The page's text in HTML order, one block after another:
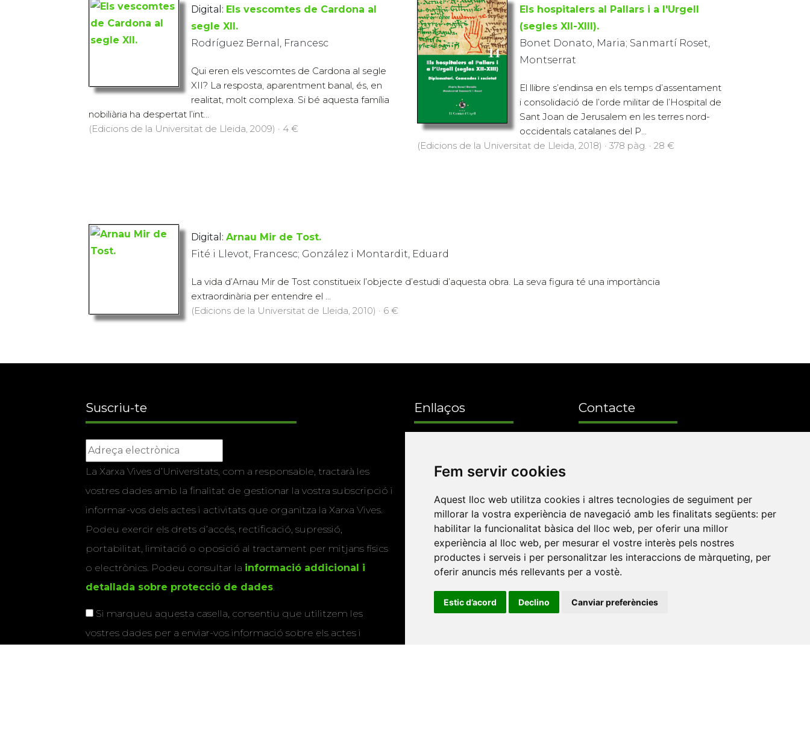
Fem servir cookies
Aquest lloc web utilitza cookies i altres tecnologies de seguiment per
millorar la vostra experiència de navegació amb les finalitats següents: per
habilitar la funcionalitat bàsica del lloc web, per oferir una millor
experiència al lloc web, per mesurar el vostre interès pels nostres
productes i serveis i per personalitzar les interaccions de màrqueting, per
oferir anuncis més rellevants per a vostè.
Estic d’acord Declino Canviar preferències
Digital: Els vescomtes de Cardona al
segle XII.
Rodríguez Bernal, Francesc
Qui eren els vescomtes de Cardona al segle
XII? La resposta, aparentment banal, és, en
realitat, molt complexa. Si bé aquesta família
nobiliària ha despertat l’int...
(Edicions de la Universitat de Lleida, 2009) · 4 €
Els hospitalers al Pallars i a l'Urgell
(segles XII-XIII).
Bonet Donato, Maria; Sanmartí Roset,
Montserrat
El llibre s’endinsa en els temps d’assentament
i consolidació de l’orde militar de l’Hospital de
Sant Joan de Jerusalem en les terres nord-
occidentals catalanes del P...
(Edicions de la Universitat de Lleida, 2018) · 378 pàg. · 28 €
Digital: Arnau Mir de Tost.
Fité i Llevot, Francesc; González i Montardit, Eduard
La vida d’Arnau Mir de Tost constitueix l’objecte d’estudi d’aquesta obra. La seva figura té una importància
extraordinària per entendre el ...
(Edicions de la Universitat de Lleida, 2010) · 6 €
Suscriu-te
La Xarxa Vives d’Universitats, com a responsable, tractarà les
vostres dades amb la finalitat de gestionar la vostra subscripció i
informar-vos dels actes i activitats que organitza la Xarxa Vives.
Podeu exercir els drets d’accés, rectificació, supressió,
portabilitat, limitació o oposició al tractament per mitjans físics
o electrònics. Podeu consultar la informació addicional i
detallada sobre protecció de dades.
Si marqueu aquesta casella, consentiu que utilitzem les
vostres dades per a enviar-vos informació sobre els actes i
Enllaços
publicacions
Editorials universitàries a
Twitter
Contacte
Av. de Vicent Sos Baynat, s/n
12071 Castelló de la Plana
e-buc@vives.org
+34 964 72 89 93
Amb el suport